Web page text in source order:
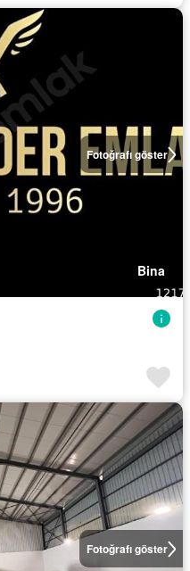
Fotoğrafı göster
Bina
Fotoğrafı göster